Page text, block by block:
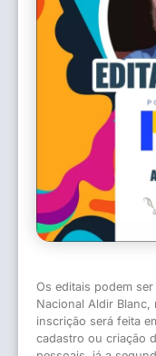
Os editais podem
Nacional Aldir
inscrição será feita
cadastro ou criação